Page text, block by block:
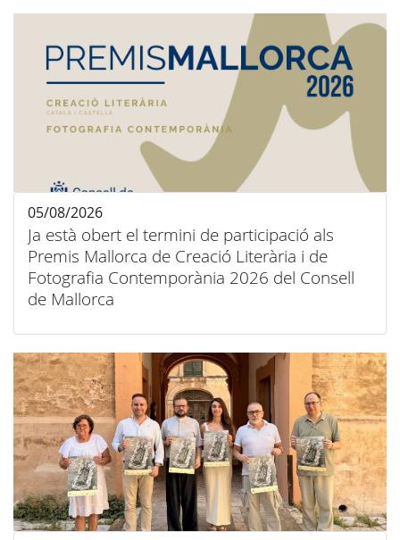
Ja està obert el termini de participació als
Premis Mallorca de Creació Literària i de
Fotografia Contemporània 2026 del Consell
de Mallorca
05/08/2026